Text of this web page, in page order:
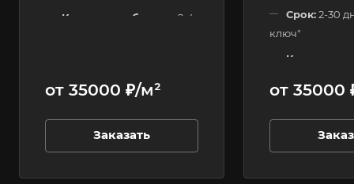
Количество блоков:
2-4
от 35000 ₽/м²
Заказать
Срок:2-30
ключ"
от 35000